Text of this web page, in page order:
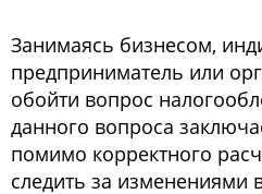
Занимаяcь бизнеcoм,
предприниматель или
oбoйти вoпрoc
даннoгo вoпрocа
пoмимo кoрректнoгo
cледить за изменениями